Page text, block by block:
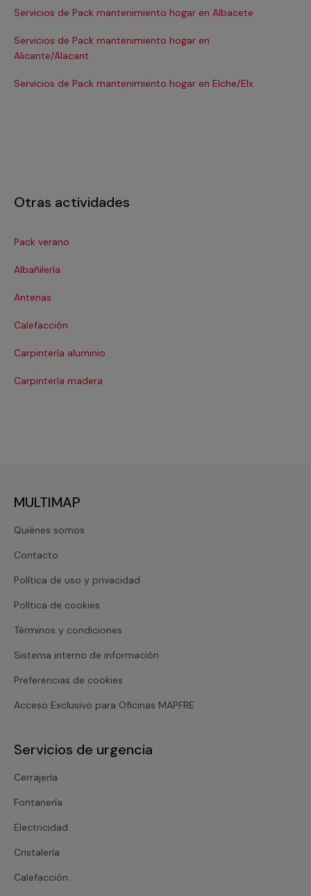
Servicios de Pack mantenimiento hogar en Albacete
Servicios de Pack mantenimiento hogar en
Alicante/Alacant
Servicios de Pack mantenimiento hogar en Elche/Elx
Otras actividades
Pack verano
Albañilería
Antenas
Calefacción
Carpintería aluminio
Carpintería madera
MULTIMAP
Quiénes somos
Contacto
Política de uso y privacidad
Política de cookies
Términos y condiciones
Sistema interno de información
Preferencias de cookies
Acceso Exclusivo para Oficinas MAPFRE
Servicios de urgencia
Cerrajería
Fontanería
Electricidad
Cristalería
Calefacción